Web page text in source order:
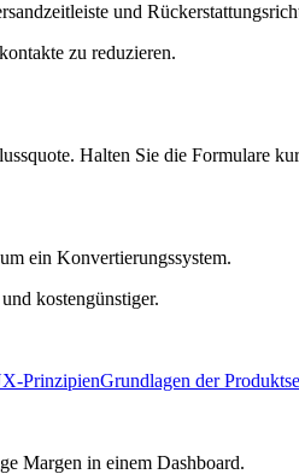
und
zu reduzieren.
Halten Sie die Formulare
ein Konvertierungssystem.
kostengünstiger.
PrinzipienGrundlagen der
Margen in einem Dashboard.